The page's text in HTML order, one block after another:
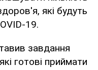
які будуть
19.
завдання
готові приймати